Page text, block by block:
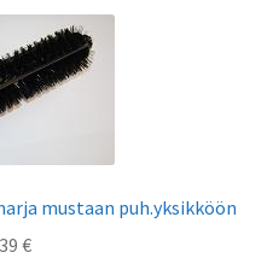
mustaan puh.yksikköön
€